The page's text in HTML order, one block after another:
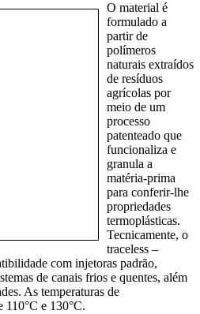
O material é
formulado a
partir de
polímeros
naturais extraídos
de resíduos
agrícolas por
meio de um
processo
patenteado que
funcionaliza e
granula a
matéria-prima
para conferir-lhe
propriedades
termoplásticas.
Tecnicamente, o
traceless –
com injetoras padrão,
de canais frios e quentes, além
As temperaturas de
110°C e 130°C.